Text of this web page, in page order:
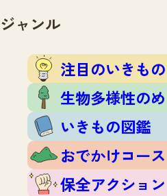
注目のいきもの
いきもの図鑑
おでかけコース
保全アクション
調査レポート
調査レポートTOP
調査結果
ふくおかいきものマ
マッチング
マッチングTOP
掲載申し込みフォ
お問合せ
ジャンル
注目のいきもの
生物多様性の
いきもの図鑑
おでかけコース
保全アクション